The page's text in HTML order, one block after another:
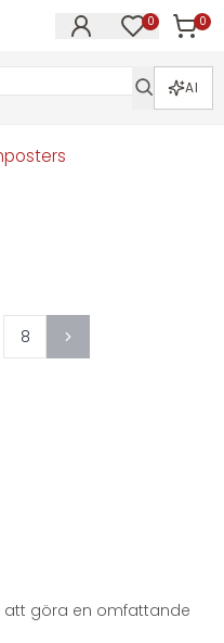
0 0
AI
8
att göra en omfattande